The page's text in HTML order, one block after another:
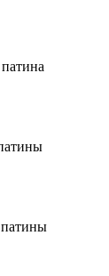
патины